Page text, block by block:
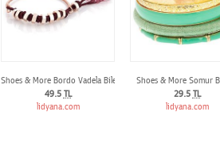
Shoes & More Bordo Vadela Bileklik
49.5 TL
lidyana.com
Shoes & More Somur
29.5 TL
lidyana.com